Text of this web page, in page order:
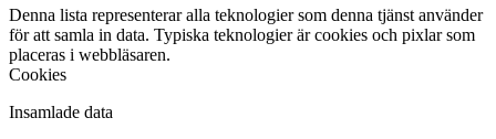
Denna lista representerar alla teknologier som denna tjänst använder
för att samla in data. Typiska teknologier är cookies och pixlar som
placeras i webbläsaren.
Cookies
Insamlade data